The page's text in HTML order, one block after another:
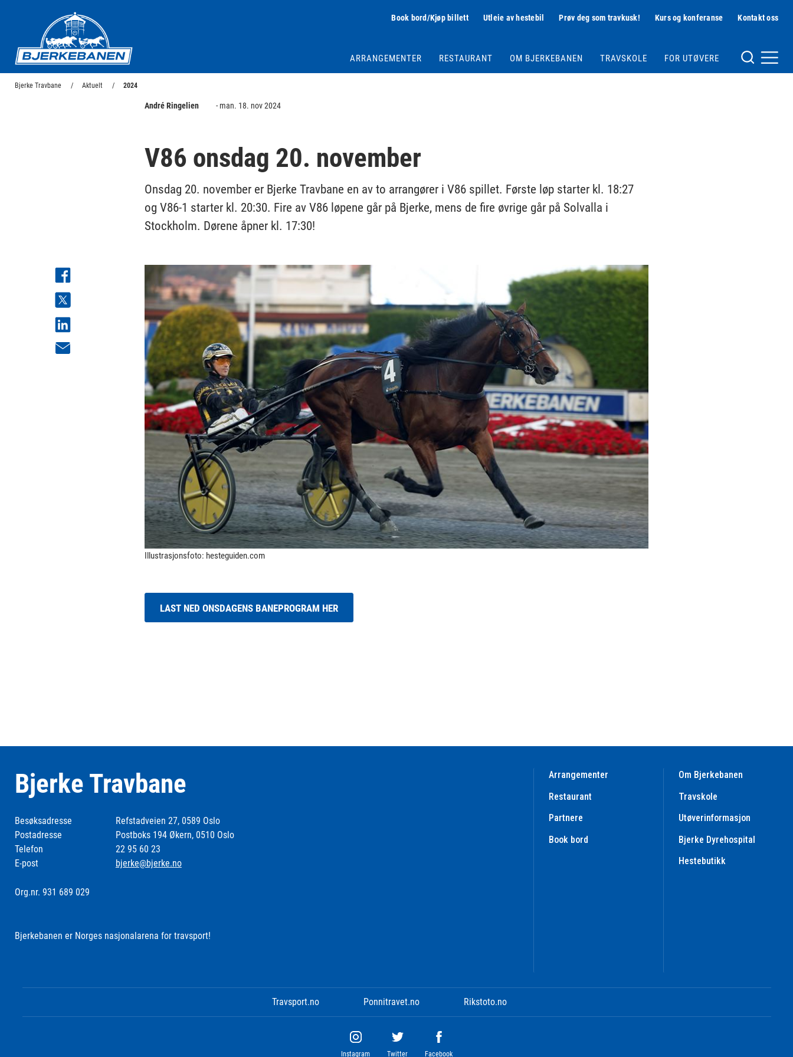
Book bord/Kjøp billett Utleie av hestebil Prøv deg som travkusk! Kurs og konferanse Kontakt oss
ARRANGEMENTER RESTAURANT OM BJERKEBANEN TRAVSKOLE FOR UTØVERE
Bjerke Travbane Aktuelt 2024
André Ringelien - man. 18. nov 2024
V86 onsdag 20. november
Onsdag 20. november er Bjerke Travbane en av to arrangører i V86 spillet. Første løp starter kl. 18:27
og V86-1 starter kl. 20:30. Fire av V86 løpene går på Bjerke, mens de fire øvrige går på Solvalla i
Stockholm. Dørene åpner kl. 17:30!
Illustrasjonsfoto: hesteguiden.com
LAST NED ONSDAGENS BANEPROGRAM HER
Bjerke Travbane
Besøksadresse
Refstadveien 27, 0589 Oslo
Postadresse
Postboks 194 Økern, 0510 Oslo
Telefon
22 95 60 23
E-post
bjerke@bjerke.no
Org.nr. 931 689 029
Bjerkebanen er Norges nasjonalarena for travsport!
Arrangementer
Restaurant
Partnere
Book bord
Om Bjerkebanen
Travskole
Utøverinformasjon
Bjerke Dyrehospital
Hestebutikk
Travsport.no Ponnitravet.no Rikstoto.no
Instagram Twitter Facebook